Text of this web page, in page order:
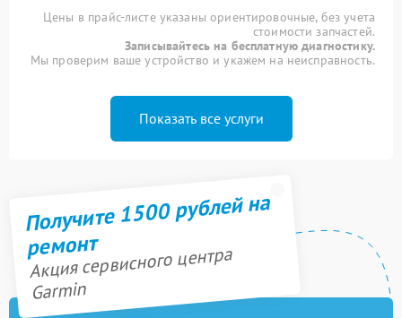
Цены в прайс-листе указаны ориентировочные, без учета
стоимости запчастей.
Записывайтесь на бесплатную диагностику.
Мы проверим ваше устройство и укажем на неисправность.
Показать все услуги
Получите 1500 рублей на
ремонт
Акция сервисного центра
Garmin